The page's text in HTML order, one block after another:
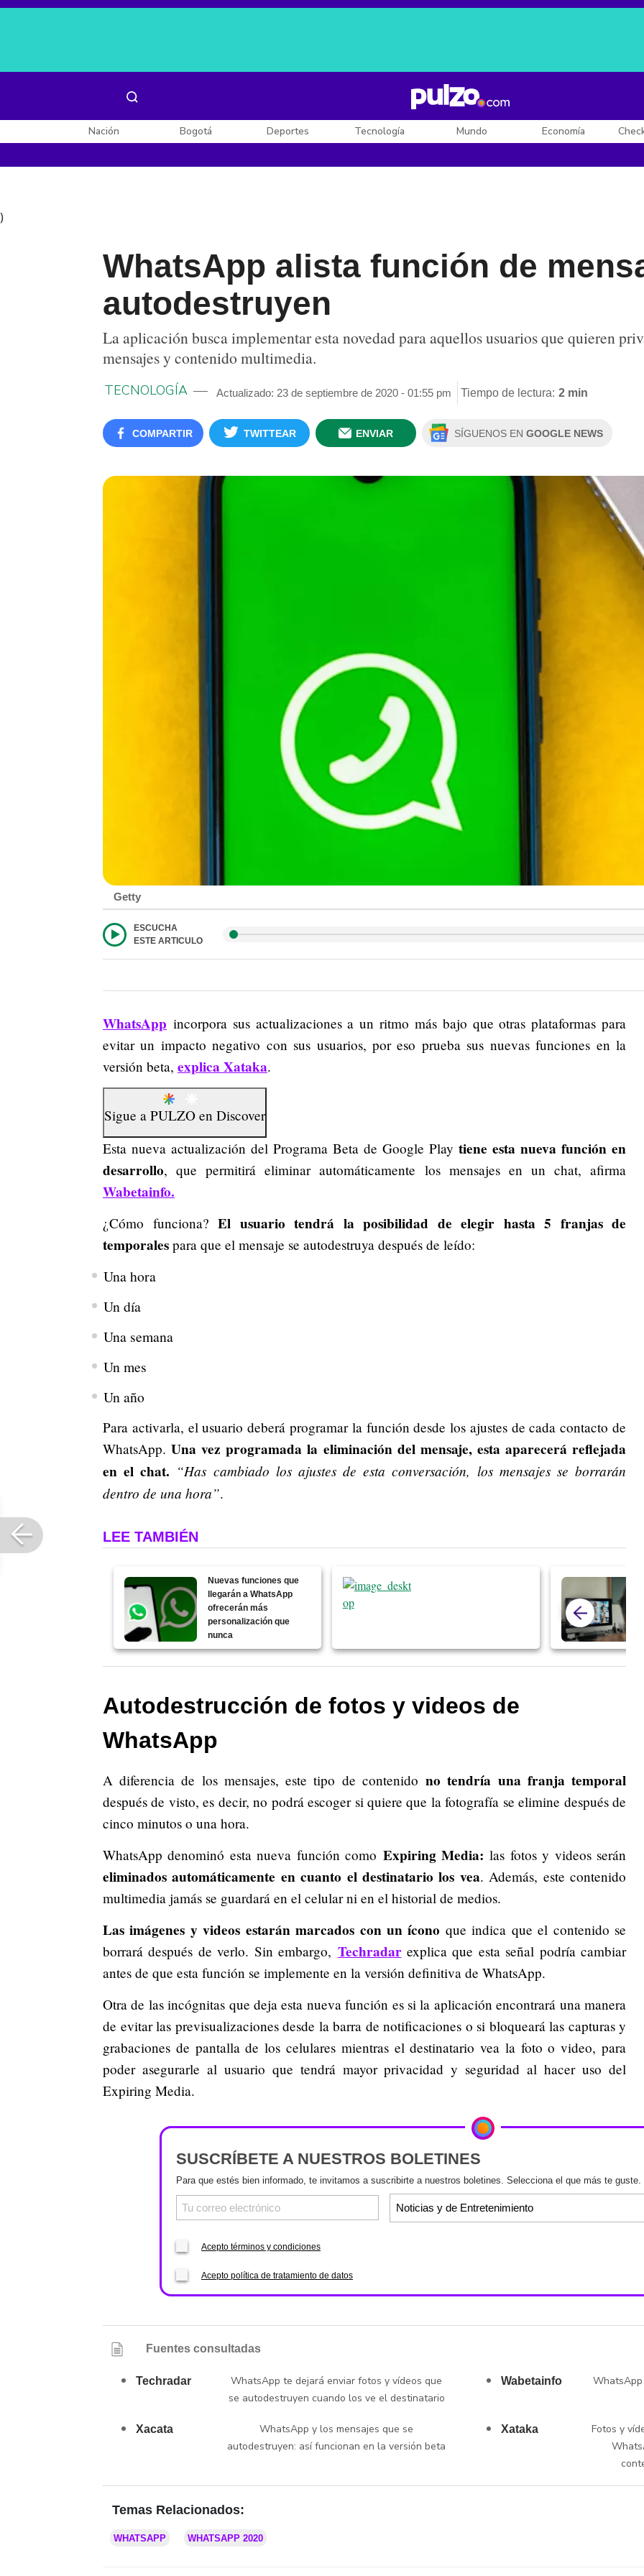
Posesión de De la Espriella
Nación Bogotá Deportes Tecnología Mundo Economía
)
WhatsApp alista función de
autodestruyen
La aplicación busca implementar esta novedad para aquellos usuarios que quieren
mensajes y contenido multimedia.
TECNOLOGÍA Actualizado: 23 de septiembre de 2020 - 01:55 pm Tiempo de lectura: 2 min
COMPARTIR TWITTEAR ENVIAR SÍGUENOS EN GOOGLE NEWS
Getty
ESCUCHA
ESTE ARTICULO
WhatsApp incorpora sus actualizaciones a un ritmo más bajo que otras plataformas para
evitar un impacto negativo con sus usuarios, por eso prueba sus nuevas funciones en la
versión beta, explica Xataka.
Sigue a PULZO en Discover
Esta nueva actualización del Programa Beta de Google Play tiene esta nueva función en
desarrollo, que permitirá eliminar automáticamente los mensajes en un chat, afirma
Wabetainfo.
¿Cómo funciona? El usuario tendrá la posibilidad de elegir hasta 5 franjas de
temporales para que el mensaje se autodestruya después de leído:
Una hora
Un día
Una semana
Un mes
Un año
Para activarla, el usuario deberá programar la función desde los ajustes de cada contacto de
WhatsApp.Una vez programada la eliminación del mensaje, esta aparecerá reflejada
en el chat. “Has cambiado los ajustes de esta conversación, los mensajes se borrarán
dentro de una hora”.
LEE TAMBIÉN
Nuevas funciones que
llegarán a WhatsApp
ofrecerán más
personalización que
nunca
Autodestrucción de fotos y videos de
WhatsApp
A diferencia de los mensajes, este tipo de contenidono tendría una franja temporal
después de visto, es decir, no podrá escoger si quiere que la fotografía se elimine después de
cinco minutos o una hora.
WhatsApp denominó esta nueva función como Expiring Media: las fotos y videos serán
eliminados automáticamente en cuanto el destinatario los vea. Además, este contenido
multimedia jamás se guardará en el celular ni en el historial de medios.
Las imágenes y videos estarán marcados con un ícono que indica que el contenido se
borrará después de verlo. Sin embargo, Techradarexplica que esta señal podría cambiar
antes de que esta función se implemente en la versión definitiva de WhatsApp.
Otra de las incógnitas que deja esta nueva función es si la aplicación encontrará una manera
de evitar las previsualizaciones desde la barra de notificaciones o si bloqueará las capturas y
grabaciones de pantalla de los celulares mientras el destinatario vea la foto o video, para
poder asegurarle al usuario que tendrá mayor privacidad y seguridad al hacer uso del
Expiring Media.
SUSCRÍBETE A NUESTROS BOLETINES
Para que estés bien informado, te invitamos a suscribirte a nuestros boletines. Selecciona el que más te guste.
Acepto términos y condiciones
Acepto política de tratamiento de datos
Fuentes consultadas
Techradar
WhatsApp te dejará enviar fotos y vídeos que
se autodestruyen cuando los ve el destinatario
Xacata
WhatsApp y los mensajes que se
autodestruyen: así funcionan en la versión beta
Wabetainfo
WhatsApp
Xataka
Fotos y
Temas Relacionados:
WHATSAPP WHATSAPP 2020